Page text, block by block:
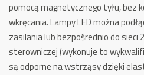
pomocą magnetycznego tyłu, bez
wkręcania.Lampy LED można
zasilania lub bezpośrednio do sieci
sterowniczej (wykonuje to
są odporne na wstrząsy dzięki